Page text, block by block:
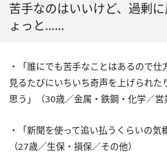
苦手なのはいいけど、過剰
ょっと……
・「誰にでも苦手なことはあるので仕
見るたびにいちいち奇声を上げられた
思う」（30歳／金属・鉄鋼・化学／営
・「新聞を使って追い払うくらいの気
（27歳／生保・損保／その他）